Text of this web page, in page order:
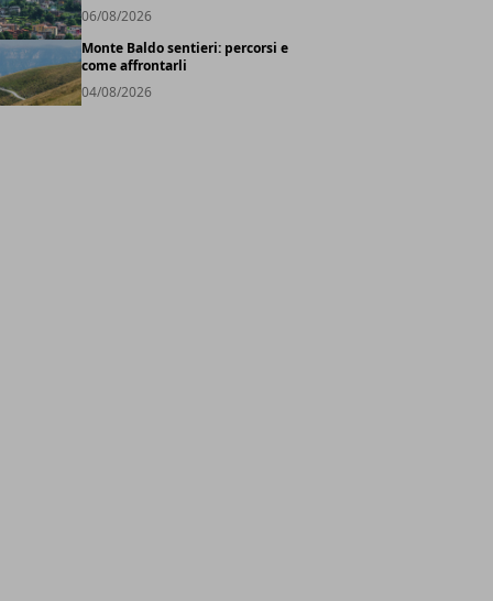
06/08/2026
Monte Baldo sentieri: percorsi e
come affrontarli
04/08/2026